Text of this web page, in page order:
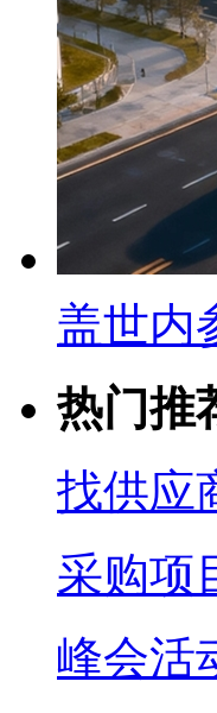
盖世内
热门推
找供应
采购项
峰会活